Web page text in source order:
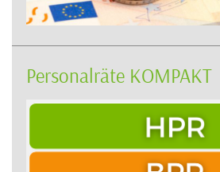
Personalräte KOMPAKT